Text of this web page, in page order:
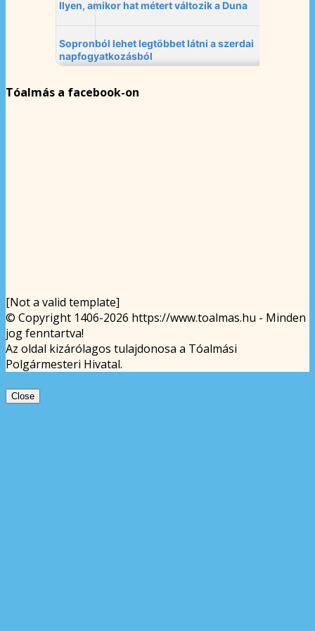
Tóalmás a facebook-on
[Not a valid template]
© Copyright 1406-2026 https://www.toalmas.hu - Minden
jog fenntartva!
Az oldal kizárólagos tulajdonosa a Tóalmási
Polgármesteri Hivatal.
Close